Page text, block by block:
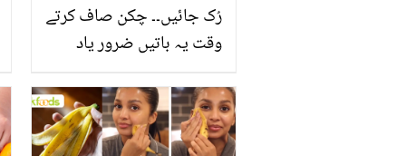
رُک جائیں۔۔ چکن صاف کرتے
وقت یہ باتیں ضرور یاد